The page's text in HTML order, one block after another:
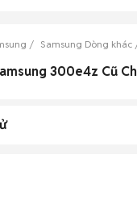
Samsung Dòng khác